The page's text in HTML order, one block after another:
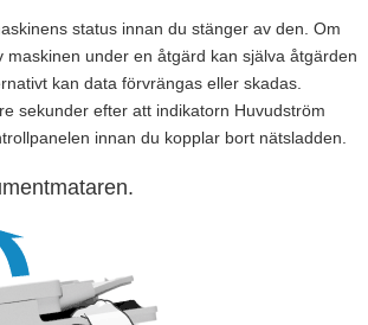
status innan du stänger av den. Om
maskinen under en åtgärd kan själva åtgärden
kan data förvrängas eller skadas.
sekunder efter att indikatorn Huvudström
innan du kopplar bort nätsladden.